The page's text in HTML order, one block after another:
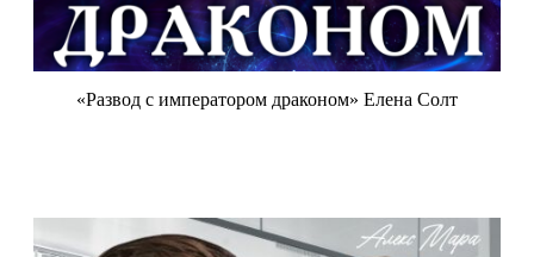
«Развод с императором драконом» Елена Солт